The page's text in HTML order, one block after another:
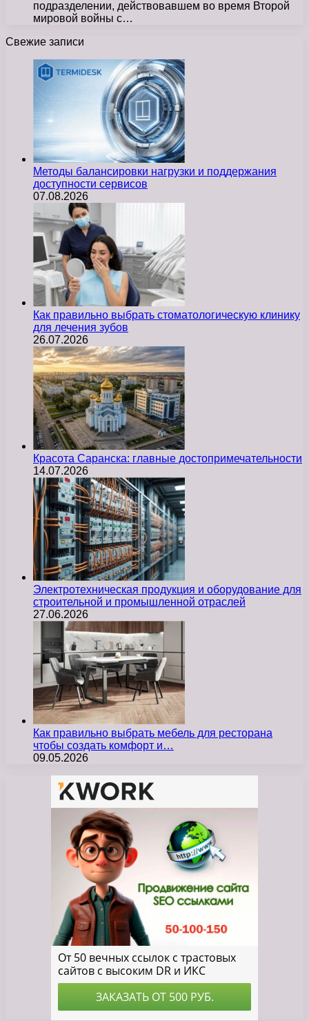
подразделении, действовавшем во время Второй
мировой войны с…
Свежие записи
Методы балансировки нагрузки и поддержания
доступности сервисов
07.08.2026
Как правильно выбрать стоматологическую клинику
для лечения зубов
26.07.2026
Красота Саранска: главные достопримечательности
14.07.2026
Электротехническая продукция и оборудование для
строительной и промышленной отраслей
27.06.2026
Как правильно выбрать мебель для ресторана
чтобы создать комфорт и…
09.05.2026